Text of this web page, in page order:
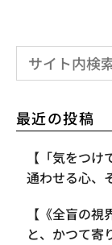
最近の投稿
【「気をつ
通わせる心、
【《全盲の
と、かつて寄